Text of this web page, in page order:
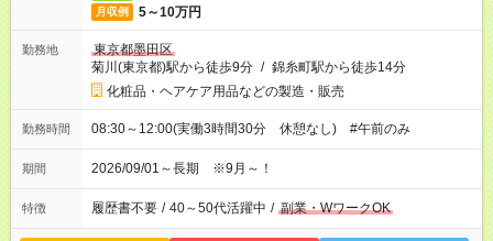
月収例 5～10万円
勤務地
東京都墨田区
菊川(東京都)駅から徒歩9分 / 錦糸町駅から徒歩14分
化粧品・ヘアケア用品などの製造・販売
勤務時間 08:30～12:00(実働3時間30分 休憩なし) #午前のみ
期間 2026/09/01～長期 ※9月～！
特徴 履歴書不要 / 40～50代活躍中 / 副業・WワークOK